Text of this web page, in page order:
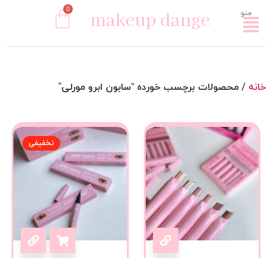
منو makeup dange
0
خانه / محصولات برچسب خورده “سابون ابرو مورلی”
تخفیفی